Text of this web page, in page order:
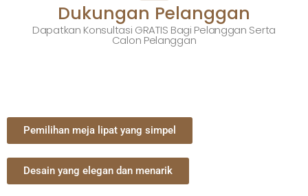
Dukungan Pelanggan
Dapatkan Konsultasi GRATIS Bagi Pelanggan Serta
Calon Pelanggan
Pemilihan meja lipat yang simpel
Desain yang elegan dan menarik